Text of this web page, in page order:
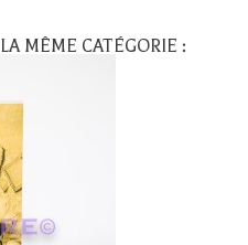
MÊME CATÉGORIE :